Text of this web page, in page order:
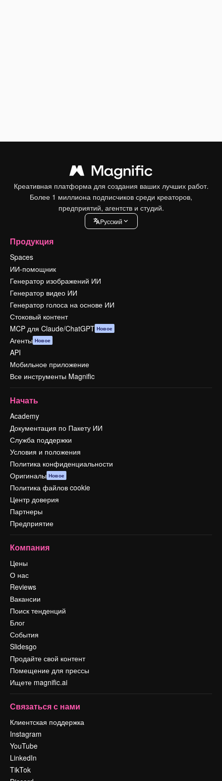
Креативная платформа для создания ваших лучших работ.
Более 1 миллиона подписчиков среди креаторов,
предприятий, агентств и студий.
Pусский
Продукция
Spaces
ИИ-помощник
Генератор изображений ИИ
Генератор видео ИИ
Генератор голоса на основе ИИ
Стоковый контент
MCP для Claude/ChatGPT Новое
Агенты Новое
API
Мобильное приложение
Все инструменты Magnific
Начать
Academy
Документация по Пакету ИИ
Служба поддержки
Условия и положения
Политика конфиденциальности
Оригиналы Новое
Политика файлов cookie
Центр доверия
Партнеры
Предприятие
Компания
Цены
О нас
Reviews
Вакансии
Поиск тенденций
Блог
События
Slidesgo
Продайте свой контент
Помещение для прессы
Ищете magnific.ai
Связаться с нами
Клиентская поддержка
Instagram
YouTube
LinkedIn
TikTok